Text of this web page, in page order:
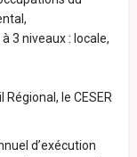
3 niveaux : locale,
le CESER
d’exécution